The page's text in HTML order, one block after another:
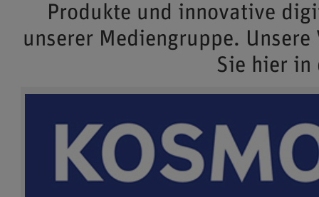
Produkte und innovative
unserer Mediengruppe.
Sie hier in